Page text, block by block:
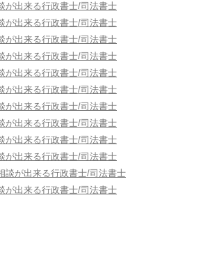
が出来る行政書士/司法書士
が出来る行政書士/司法書士
が出来る行政書士/司法書士
が出来る行政書士/司法書士
が出来る行政書士/司法書士
が出来る行政書士/司法書士
が出来る行政書士/司法書士
が出来る行政書士/司法書士
が出来る行政書士/司法書士
が出来る行政書士/司法書士
談が出来る行政書士/司法書士
が出来る行政書士/司法書士